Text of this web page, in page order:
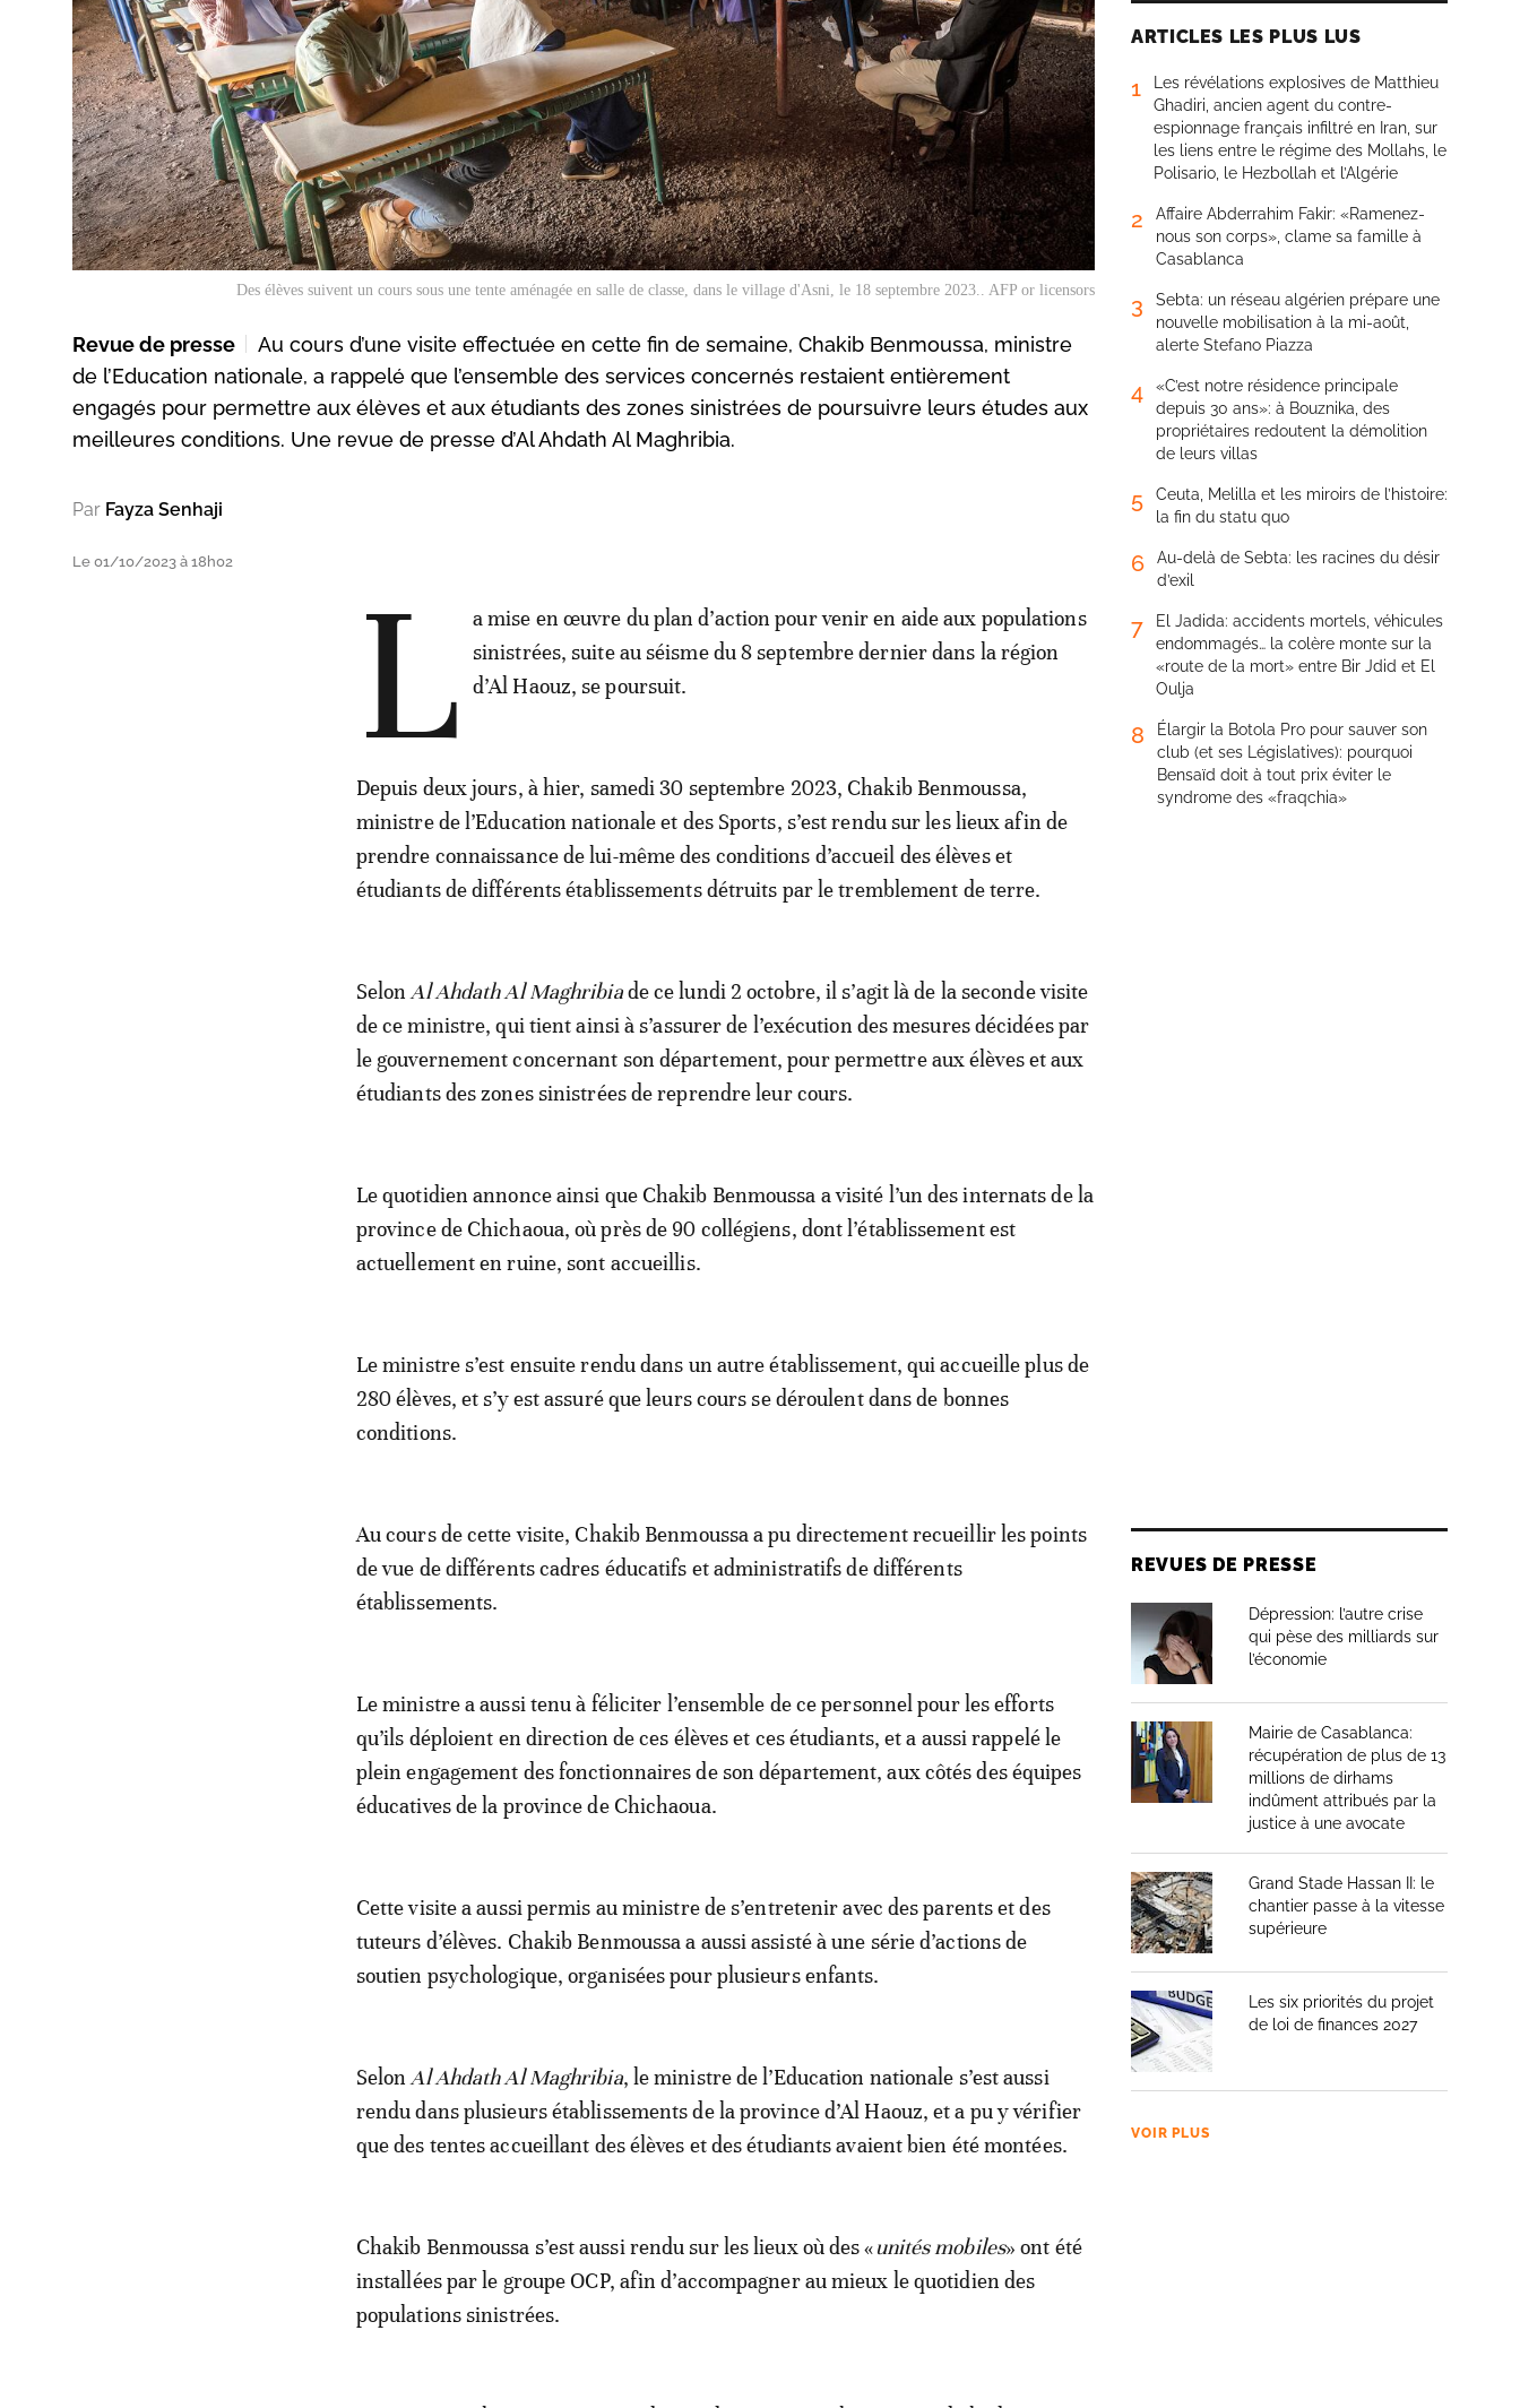
Des élèves suivent un cours sous une tente aménagée en salle de classe, dans le village d'Asni, le 18 septembre 2023.. AFP or licensors
Revue de presse
Au cours d’une visite effectuée en cette fin de semaine, Chakib Benmoussa, ministre
de l’Education nationale, a rappelé que l’ensemble des services concernés restaient entièrement
engagés pour permettre aux élèves et aux étudiants des zones sinistrées de poursuivre leurs études aux
meilleures conditions. Une revue de presse d’Al Ahdath Al Maghribia.
Par Fayza Senhaji
Le 01/10/2023 à 18h02 L
a mise en œuvre du plan d’action pour venir en aide aux populations
sinistrées, suite au séisme du 8 septembre dernier dans la région
d’Al Haouz, se poursuit.
Depuis deux jours, à hier, samedi 30 septembre 2023, Chakib Benmoussa,
ministre de l’Education nationale et des Sports, s’est rendu sur les lieux afin de
prendre connaissance de lui-même des conditions d’accueil des élèves et
étudiants de différents établissements détruits par le tremblement de terre.
Selon Al Ahdath Al Maghribiade ce lundi 2 octobre, il s’agit là de la seconde visite
de ce ministre, qui tient ainsi à s’assurer de l’exécution des mesures décidées par
le gouvernement concernant son département, pour permettre aux élèves et aux
étudiants des zones sinistrées de reprendre leur cours.
Le quotidien annonce ainsi que Chakib Benmoussa a visité l’un des internats de la
province de Chichaoua, où près de 90 collégiens, dont l’établissement est
actuellement en ruine, sont accueillis.
Le ministre s’est ensuite rendu dans un autre établissement, qui accueille plus de
280 élèves, et s’y est assuré que leurs cours se déroulent dans de bonnes
conditions.
Au cours de cette visite, Chakib Benmoussa a pu directement recueillir les points
de vue de différents cadres éducatifs et administratifs de différents
établissements.
Le ministre a aussi tenu à féliciter l’ensemble de ce personnel pour les efforts
qu’ils déploient en direction de ces élèves et ces étudiants, et a aussi rappelé le
plein engagement des fonctionnaires de son département, aux côtés des équipes
éducatives de la province de Chichaoua.
Cette visite a aussi permis au ministre de s’entretenir avec des parents et des
tuteurs d’élèves. Chakib Benmoussa a aussi assisté à une série d’actions de
soutien psychologique, organisées pour plusieurs enfants.
Selon Al Ahdath Al Maghribia, le ministre de l’Education nationale s’est aussi
rendu dans plusieurs établissements de la province d’Al Haouz, et a pu y vérifier
que des tentes accueillant des élèves et des étudiants avaient bien été montées.
Chakib Benmoussa s’est aussi rendu sur les lieux où des «unités mobiles» ont été
installées par le groupe OCP, afin d’accompagner au mieux le quotidien des
populations sinistrées.
ARTICLES LES PLUS LUS
1
Les révélations explosives de Matthieu
Ghadiri, ancien agent du contre-
espionnage français infiltré en Iran, sur
les liens entre le régime des Mollahs, le
Polisario, le Hezbollah et l’Algérie
2
Affaire Abderrahim Fakir: «Ramenez-
nous son corps», clame sa famille à
Casablanca
3
Sebta: un réseau algérien prépare une
nouvelle mobilisation à la mi-août,
alerte Stefano Piazza
4
«C’est notre résidence principale
depuis 30 ans»: à Bouznika, des
propriétaires redoutent la démolition
de leurs villas
5
Ceuta, Melilla et les miroirs de l’histoire:
la fin du statu quo
6
Au-delà de Sebta: les racines du désir
d’exil
7
El Jadida: accidents mortels, véhicules
endommagés… la colère monte sur la
«route de la mort» entre Bir Jdid et El
Oulja
8
Élargir la Botola Pro pour sauver son
club (et ses Législatives): pourquoi
Bensaïd doit à tout prix éviter le
syndrome des «fraqchia»
REVUES DE PRESSE
Dépression: l’autre crise
qui pèse des milliards sur
l’économie
Mairie de Casablanca:
récupération de plus de 13
millions de dirhams
indûment attribués par la
justice à une avocate
Grand Stade Hassan II: le
chantier passe à la vitesse
supérieure
Les six priorités du projet
de loi de finances 2027
VOIR PLUS